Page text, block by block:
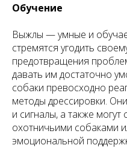
Обучение
Выжлы — умные и
стремятся угодить
предотвращения
давать им достаточно
собаки превосходно
методы дрессировки.
и сигналы, а также могут
охотничьими собаками
эмоциональной